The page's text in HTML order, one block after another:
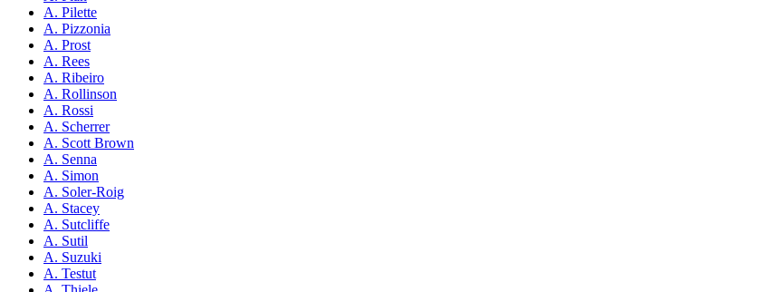
A. Pilette
A. Pizzonia
A. Prost
A. Rees
A. Ribeiro
A. Rollinson
A. Rossi
A. Scherrer
A. Scott Brown
A. Senna
A. Simon
A. Soler-Roig
A. Stacey
A. Sutcliffe
A. Sutil
A. Suzuki
A. Testut